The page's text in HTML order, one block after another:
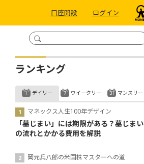
口座開設 ログイン
ランキング
デイリー
マネックス人生100年デザイン
「墓じまい」には期限がある？墓じまい
の流れとかかる費用を解説
岡元兵八郎の米国株マスターへの道
ウイークリー マンスリー